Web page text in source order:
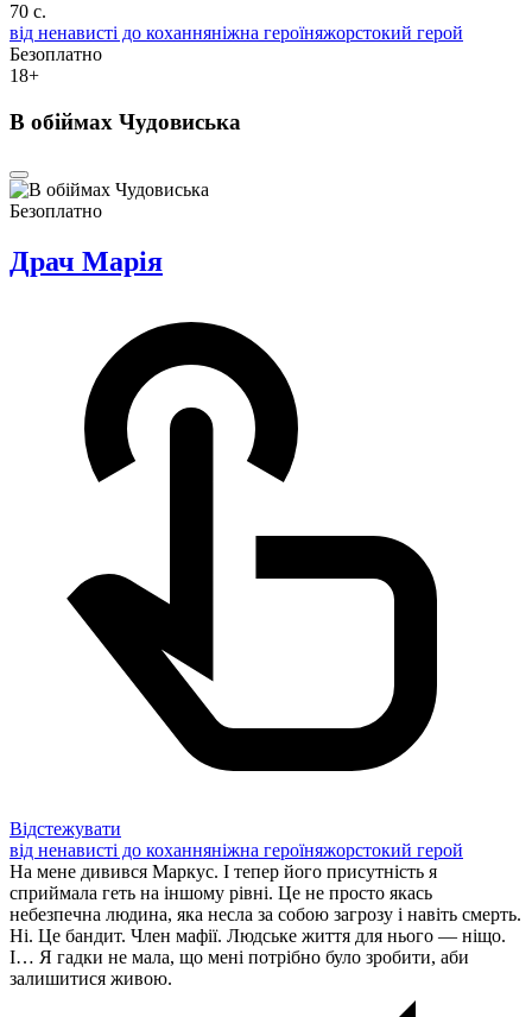
70 c.
від ненависті до коханняніжна героїняжорстокий герой
Безоплатно
18+
В обіймах Чудовиська
Безоплатно
Драч Марія
Відстежувати
від ненависті до коханняніжна героїняжорстокий герой
На мене дивився Маркус. І тепер його присутність я
сприймала геть на іншому рівні. Це не просто якась
небезпечна людина, яка несла за собою загрозу і навіть смерть.
Ні. Це бандит. Член мафії. Людське життя для нього — ніщо.
І… Я гадки не мала, що мені потрібно було зробити, аби
залишитися живою.